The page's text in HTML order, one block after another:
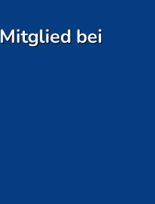
Mitglied bei